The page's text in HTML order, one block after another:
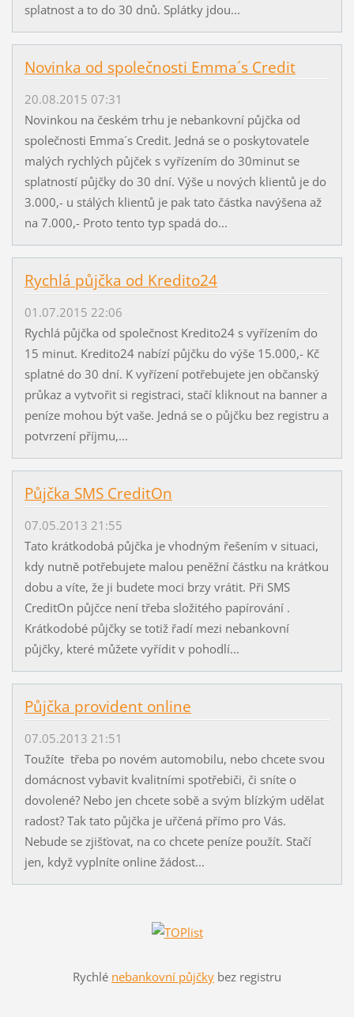
splatnost a to do 30 dnů. Splátky jdou...
Novinka od společnosti Emma´s Credit
20.08.2015 07:31
Novinkou na českém trhu je nebankovní půjčka od
společnosti Emma´s Credit. Jedná se o poskytovatele
malých rychlých půjček s vyřízením do 30minut se
splatností půjčky do 30 dní. Výše u nových klientů je do
3.000,- u stálých klientů je pak tato částka navýšena až
na 7.000,- Proto tento typ spadá do...
Rychlá půjčka od Kredito24
01.07.2015 22:06
Rychlá půjčka od společnost Kredito24 s vyřízením do
15 minut. Kredito24 nabízí půjčku do výše 15.000,- Kč
splatné do 30 dní. K vyřízení potřebujete jen občanský
průkaz a vytvořit si registraci, stačí kliknout na banner a
peníze mohou být vaše. Jedná se o půjčku bez registru a
potvrzení příjmu,...
Půjčka SMS CreditOn
07.05.2013 21:55
Tato krátkodobá půjčka je vhodným řešením v situaci,
kdy nutně potřebujete malou peněžní částku na krátkou
dobu a víte, že ji budete moci brzy vrátit. Při SMS
CreditOn půjčce není třeba složitého papírování .
Krátkodobé půjčky se totiž řadí mezi nebankovní
půjčky, které můžete vyřídit v pohodlí...
Půjčka provident online
07.05.2013 21:51
Toužíte třeba po novém automobilu, nebo chcete svou
domácnost vybavit kvalitními spotřebiči, či sníte o
dovolené? Nebo jen chcete sobě a svým blízkým udělat
radost? Tak tato půjčka je uřčená přímo pro Vás.
Nebude se zjišťovat, na co chcete peníze použít. Stačí
jen, když vyplníte online žádost...
Rychlé nebankovní půjčky bez registru